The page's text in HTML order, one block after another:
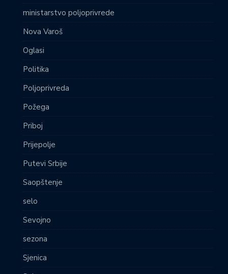
ministarstvo poljoprivrede
Nova Varoš
Oglasi
Politika
Poljoprivreda
Požega
Priboj
Prijepolje
Putevi Srbije
Saopštenje
selo
Sevojno
sezona
Sjenica